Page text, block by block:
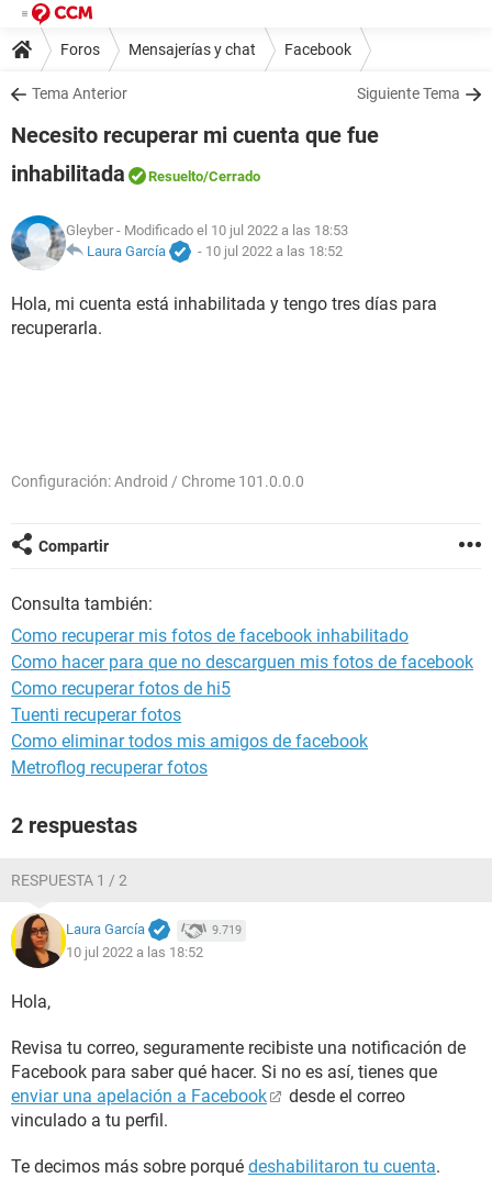
Foros Mensajerías y chat Facebook
Tema Anterior Siguiente Tema
Necesito recuperar mi cuenta que fue
inhabilitada
Resuelto/Cerrado
Gleyber - Modificado el 10 jul 2022 a las 18:53
Laura García
- 10 jul 2022 a las 18:52
Hola, mi cuenta está inhabilitada y tengo tres días para
recuperarla.
Configuración: Android / Chrome 101.0.0.0
Compartir
Consulta también:
Como recuperar mis fotos de facebook inhabilitado
Como hacer para que no descarguen mis fotos de facebook
Como recuperar fotos de hi5
Tuenti recuperar fotos
Como eliminar todos mis amigos de facebook
Metroflog recuperar fotos
2 respuestas
RESPUESTA 1 / 2
Laura García 9.719
10 jul 2022 a las 18:52
Hola,
Revisa tu correo, seguramente recibiste una notificación de
Facebook para saber qué hacer. Si no es así, tienes que
enviar una apelación a Facebook
desde el correo
vinculado a tu perfil.
Te decimos más sobre porqué deshabilitaron tu cuenta.